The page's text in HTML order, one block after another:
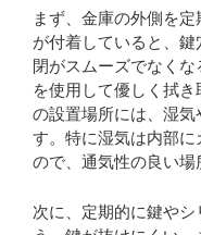
まず、金庫の外側を
が付着していると、
閉がスムーズでなく
を使用して優しく拭
の設置場所には、湿
す。特に湿気は内部
ので、通気性の良い場
次に、定期的に鍵や